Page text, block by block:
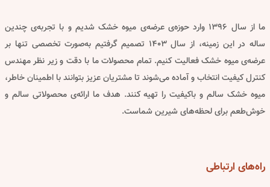
ما از سال ۱۳۹۶ وارد حوزه‌ی عرضه‌ی میوه خشک شدیم و با تجربه‌ی چندین
ساله در این زمینه، از سال ۱۴۰۳ تصمیم گرفتیم به‌صورت تخصصی تنها بر
عرضه‌ی میوه خشک فعالیت کنیم. تمام محصولات ما با دقت و زیر نظر مهندس
کنترل کیفیت انتخاب و آماده می‌شوند تا مشتریان عزیز بتوانند با اطمینان خاطر،
میوه خشک سالم و باکیفیت را تهیه کنند. هدف ما ارائه‌ی محصولاتی سالم و
خوش‌طعم برای لحظه‌های شیرین شماست.
راه‌های ارتباطی